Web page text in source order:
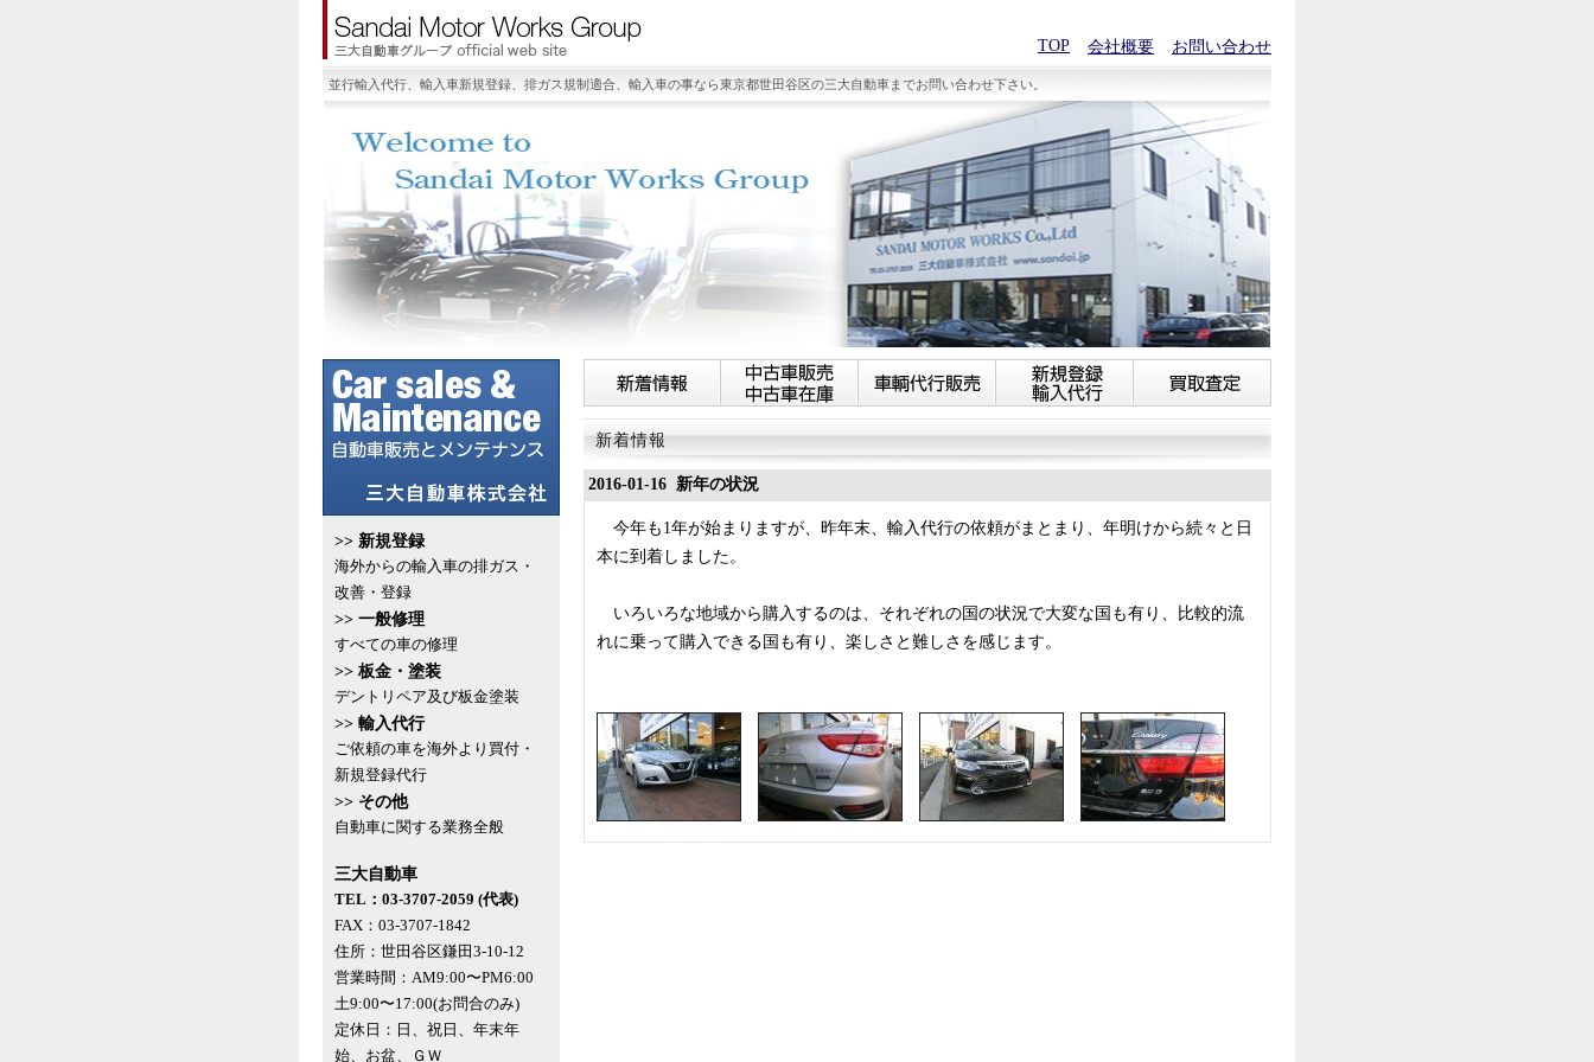
TOP 会社概要 お問い合わせ
並行輸入代行、輸入車新規登録、排ガス規制適合、輸入車の事なら東京都世田谷区の三大自動車までお問い合わせ下さい。
>> 新規登録
海外からの輸入車の排ガス・
改善・登録
>> 一般修理
すべての車の修理
>> 板金・塗装
デントリペア及び板金塗装
>> 輸入代行
ご依頼の車を海外より買付・
新規登録代行
>> その他
自動車に関する業務全般
三大自動車
TEL：03-3707-2059 (代表)
FAX：03-3707-1842
住所：世田谷区鎌田3-10-12
営業時間：AM9:00〜PM6:00
土9:00〜17:00(お問合のみ)
定休日：日、祝日、年末年
始、お盆、ＧＷ
新着情報
2016-01-16 新年の状況
今年も1年が始まりますが、昨年末、輸入代行の依頼がまとまり、年明けから続々と日
本に到着しました。
いろいろな地域から購入するのは、それぞれの国の状況で大変な国も有り、比較的流
れに乗って購入できる国も有り、楽しさと難しさを感じます。